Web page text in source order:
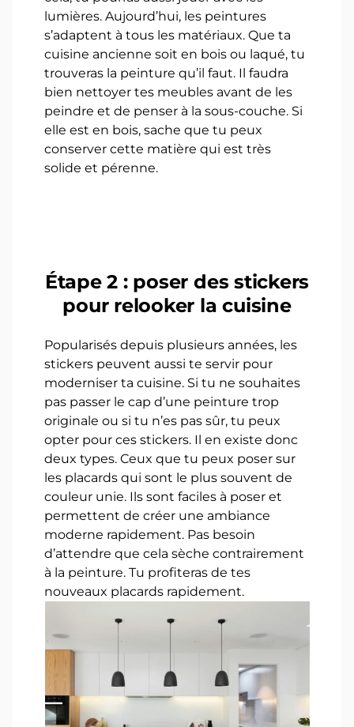
lumières. Aujourd’hui, les peintures
s’adaptent à tous les matériaux. Que ta
cuisine ancienne soit en bois ou laqué, tu
trouveras la peinture qu’il faut. Il faudra
bien nettoyer tes meubles avant de les
peindre et de penser à la sous-couche. Si
elle est en bois, sache que tu peux
conserver cette matière qui est très
solide et pérenne.
Étape 2 : poser des stickers
pour relooker la cuisine
Popularisés depuis plusieurs années, les
stickers peuvent aussi te servir pour
moderniser ta cuisine. Si tu ne souhaites
pas passer le cap d’une peinture trop
originale ou si tu n’es pas sûr, tu peux
opter pour ces stickers. Il en existe donc
deux types. Ceux que tu peux poser sur
les placards qui sont le plus souvent de
couleur unie. Ils sont faciles à poser et
permettent de créer une ambiance
moderne rapidement. Pas besoin
d’attendre que cela sèche contrairement
à la peinture. Tu profiteras de tes
nouveaux placards rapidement.